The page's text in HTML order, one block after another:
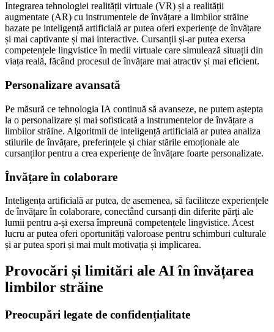
Integrarea tehnologiei realității virtuale (VR) și a realității
augmentate (AR) cu instrumentele de învățare a limbilor străine
bazate pe inteligență artificială ar putea oferi experiențe de învățare
și mai captivante și mai interactive. Cursanții și-ar putea exersa
competențele lingvistice în medii virtuale care simulează situații din
viața reală, făcând procesul de învățare mai atractiv și mai eficient.
Personalizare avansată
Pe măsură ce tehnologia IA continuă să avanseze, ne putem aștepta
la o personalizare și mai sofisticată a instrumentelor de învățare a
limbilor străine. Algoritmii de inteligență artificială ar putea analiza
stilurile de învățare, preferințele și chiar stările emoționale ale
cursanților pentru a crea experiențe de învățare foarte personalizate.
Învățare în colaborare
Inteligența artificială ar putea, de asemenea, să faciliteze experiențele
de învățare în colaborare, conectând cursanți din diferite părți ale
lumii pentru a-și exersa împreună competențele lingvistice. Acest
lucru ar putea oferi oportunități valoroase pentru schimburi culturale
și ar putea spori și mai mult motivația și implicarea.
Provocări și limitări ale AI în învățarea
limbilor străine
Preocupări legate de confidențialitate